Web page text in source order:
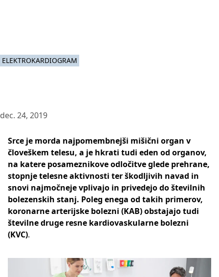
ELEKTROKARDIOGRAM
dec. 24, 2019
Srce je morda najpomembnejši mišični organ v
človeškem telesu, a je hkrati tudi eden od organov,
na katere posameznikove odločitve glede prehrane,
stopnje telesne aktivnosti ter škodljivih navad in
snovi najmočneje vplivajo in privedejo do številnih
bolezenskih stanj. Poleg enega od takih primerov,
koronarne arterijske bolezni (KAB) obstajajo tudi
številne druge resne kardiovaskularne bolezni
(KVC).